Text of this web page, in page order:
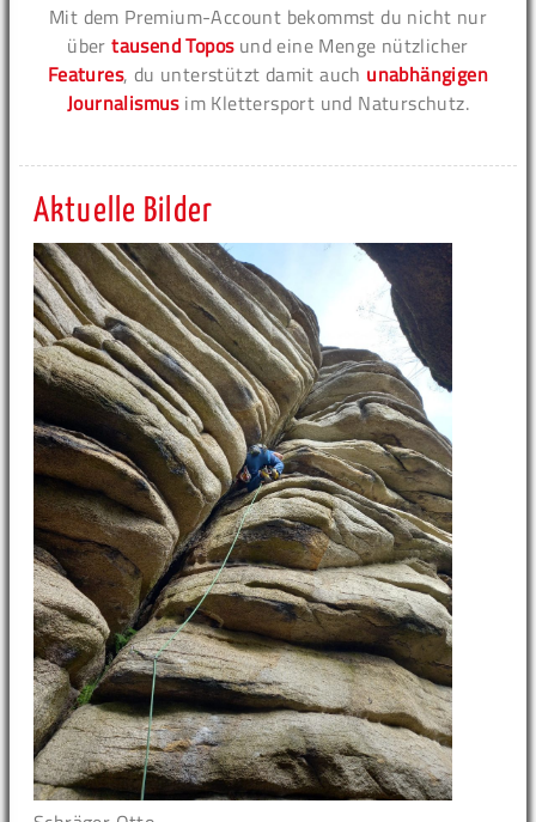
Mit dem Premium-Account bekommst du nicht nur
übertausend Toposund eine Menge nützlicher
Features, du unterstützt damit auch unabhängigen
Journalismusim Klettersport und Naturschutz.
Aktuelle Bilder